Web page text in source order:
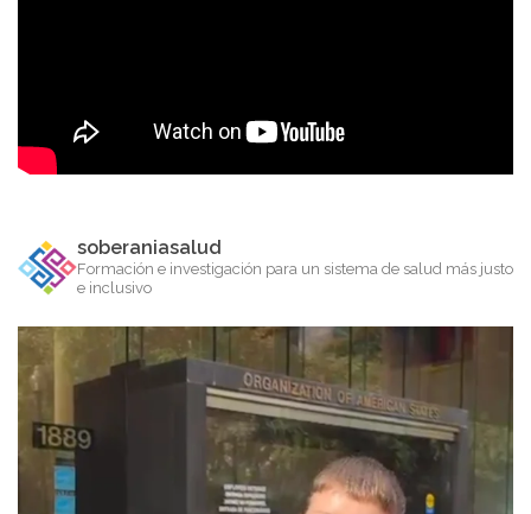
soberaniasalud
Formación e investigación para un sistema de salud más justo
e inclusivo